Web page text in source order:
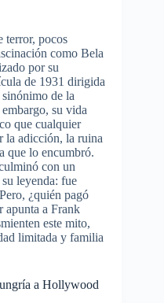
terror, pocos
como Bela
por su
de 1931 dirigida
de la
su vida
que cualquier
la adicción, la ruina
que lo encumbró.
con un
leyenda: fue
¿quién pagó
apunta a Frank
este mito,
limitada y familia
a Hollywood